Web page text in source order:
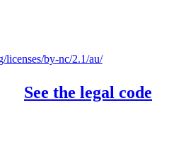
licenses/by-nc/2.1/au/
See the legal code